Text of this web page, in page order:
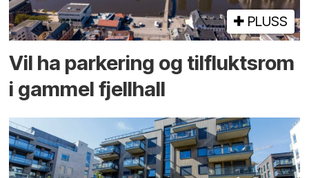
PLUSS
Vil ha parkering og tilflukts­rom
i gammel fjellhall